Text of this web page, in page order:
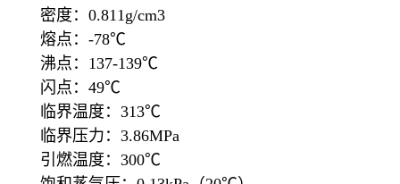
密度：0.811g/cm3
熔点：-78℃
沸点：137-139℃
闪点：49℃
临界温度：313℃
临界压力：3.86MPa
引燃温度：300℃